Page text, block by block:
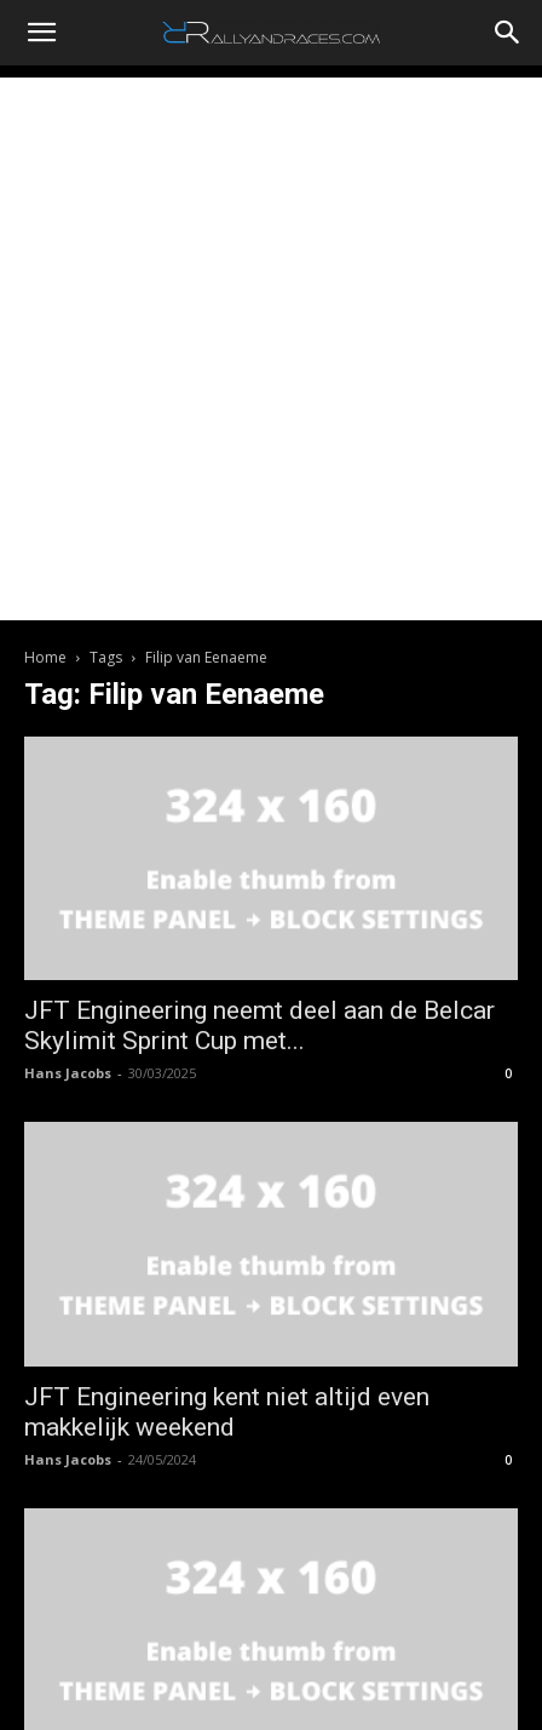
RallyandRaces.com
Home Tags Filip van Eenaeme
Tag: Filip van Eenaeme
JFT Engineering neemt deel aan de Belcar
Skylimit Sprint Cup met...
Hans Jacobs - 30/03/2025 0
JFT Engineering kent niet altijd even
makkelijk weekend
Hans Jacobs - 24/05/2024 0